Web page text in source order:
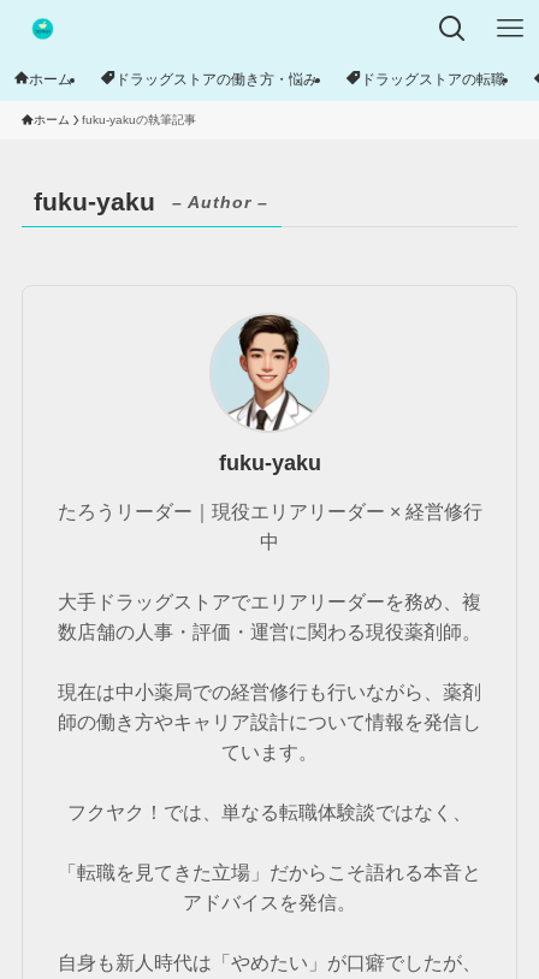
ホーム ドラッグストアの働き方・悩み ドラッグストアの転職
ホーム fuku-yakuの執筆記事
fuku-yaku – Author –
fuku-yaku
たろうリーダー｜現役エリアリーダー × 経営修行
中
大手ドラッグストアでエリアリーダーを務め、複
数店舗の人事・評価・運営に関わる現役薬剤師。
現在は中小薬局での経営修行も行いながら、薬剤
師の働き方やキャリア設計について情報を発信し
ています。
フクヤク！では、単なる転職体験談ではなく、
「転職を見てきた立場」だからこそ語れる本音と
アドバイスを発信。
自身も新人時代は「やめたい」が口癖でしたが、